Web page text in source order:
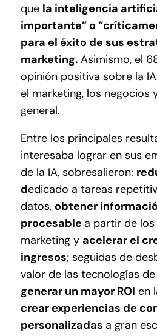
que la inteligencia
importante” o
para el éxito de sus
marketing. Asimismo, el
opinión positiva sobre la
el marketing, los negocios
general.
Entre los principales
interesaba lograr en sus
de la IA, sobresalieron:
dedicado a tareas
datos, obtener
procesable a partir de
marketing y acelerar el
ingresos; seguidas de
valor de las tecnologías
generar un mayor ROI en
crear experiencias de
personalizadas a gran